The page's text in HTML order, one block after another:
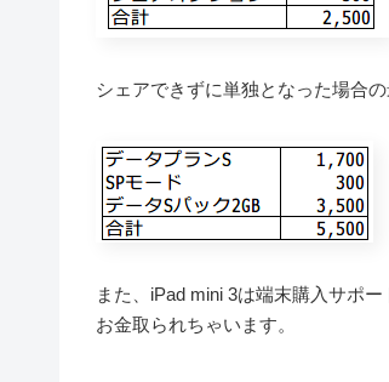
シェアできずに単独となった場合
また、iPad mini 3は端末購入サポ
お金取られちゃいます。